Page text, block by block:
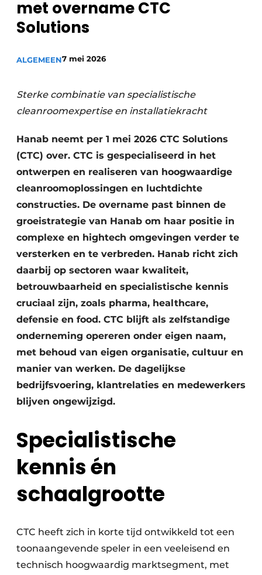
Podcasts
Privacy / Cookie statement
Vacatures
Privéklinieken
met overname CTC
Solutions
ALGEMEEN7 mei 2026
Sterke combinatie van specialistische
cleanroomexpertise en installatiekracht
Hanab neemt per 1 mei 2026 CTC Solutions
(CTC) over. CTC is gespecialiseerd in het
ontwerpen en realiseren van hoogwaardige
cleanroomoplossingen en luchtdichte
constructies. De overname past binnen de
groeistrategie van Hanab om haar positie in
complexe en hightech omgevingen verder te
versterken en te verbreden. Hanab richt zich
daarbij op sectoren waar kwaliteit,
betrouwbaarheid en specialistische kennis
cruciaal zijn, zoals pharma, healthcare,
defensie en food. CTC blijft als zelfstandige
onderneming opereren onder eigen naam,
met behoud van eigen organisatie, cultuur en
manier van werken. De dagelijkse
bedrijfsvoering, klantrelaties en medewerkers
blijven ongewijzigd.
Specialistische
kennis én
schaalgrootte
CTC heeft zich in korte tijd ontwikkeld tot een
toonaangevende speler in een veeleisend en
technisch hoogwaardig marktsegment, met